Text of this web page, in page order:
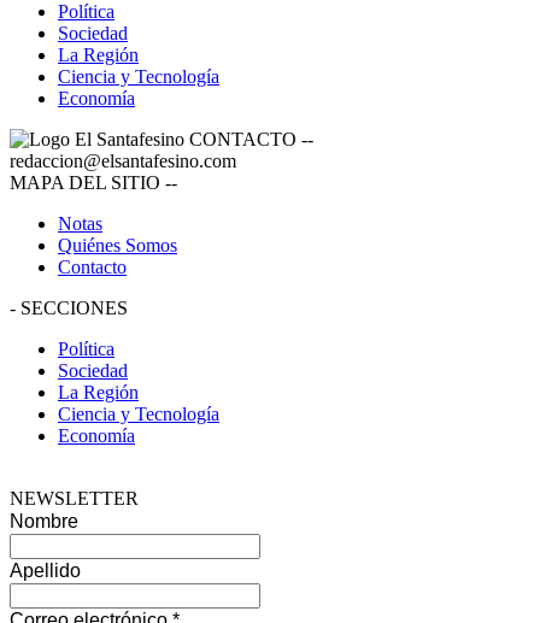
Política
Sociedad
La Región
Ciencia y Tecnología
Economía
CONTACTO --
redaccion@elsantafesino.com
MAPA DEL SITIO --
Notas
Quiénes Somos
Contacto
- SECCIONES
Política
Sociedad
La Región
Ciencia y Tecnología
Economía
NEWSLETTER
Nombre
Apellido